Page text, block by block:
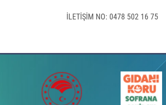
İLETİŞİM NO: 0478 502 16 75